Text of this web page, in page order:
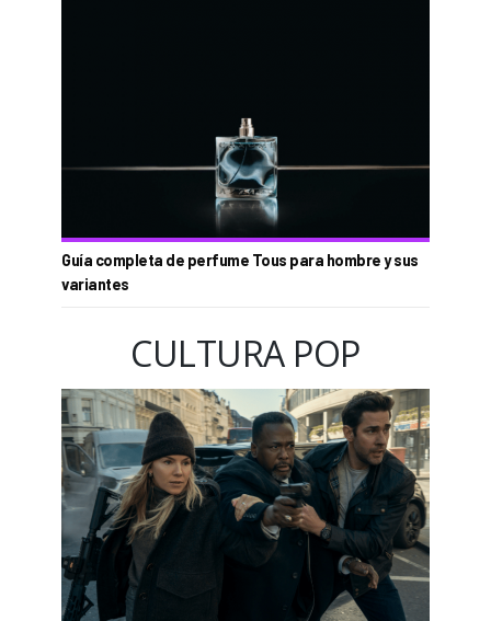
Guía completa de perfume Tous para hombre y sus
variantes
CULTURA POP